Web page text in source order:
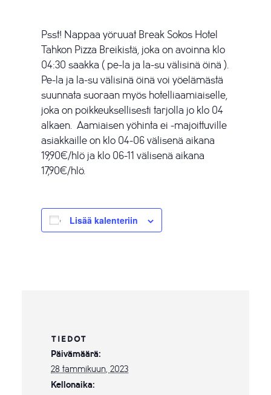
Psst! Nappaa yöruuat Break Sokos Hotel
Tahkon Pizza Breikistä, joka on avoinna klo
04:30 saakka ( pe-la ja la-su välisinä öinä ).
Pe-la ja la-su välisinä öinä voi yöelämästä
suunnata suoraan myös hotelliaamiaiselle,
joka on poikkeuksellisesti tarjolla jo klo 04
alkaen. Aamiaisen yöhinta ei -majoittuville
asiakkaille on klo 04-06 välisenä aikana
19,90€/hlö ja klo 06-11 välisenä aikana
17,90€/hlö.
Lisää kalenteriin
TIEDOT
Päivämäärä:
28 tammikuun, 2023
Kellonaika: